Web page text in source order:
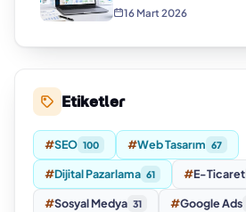
16 Mart 2026
Etiketler
#SEO 100 #Web Tasarım 67
#Dijital Pazarlama 61 #E-Ticaret
#Sosyal Medya 31 #Google Ads